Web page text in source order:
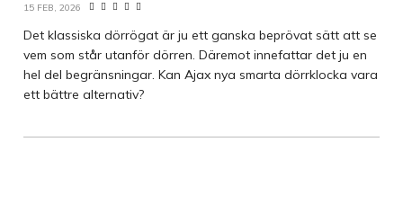
15 FEB, 2026
Det klassiska dörrögat är ju ett ganska beprövat sätt att se
vem som står utanför dörren. Däremot innefattar det ju en
hel del begränsningar. Kan Ajax nya smarta dörrklocka vara
ett bättre alternativ?